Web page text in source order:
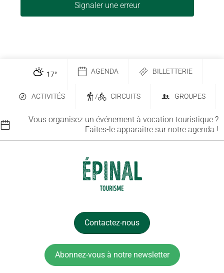
Signaler une erreur
17° AGENDA BILLETTERIE
ACTIVITÉS / CIRCUITS GROUPES
Vous organisez un événement à vocation touristique ?
Faites-le apparaitre sur notre agenda !
Contactez-nous
Abonnez-vous à notre newsletter